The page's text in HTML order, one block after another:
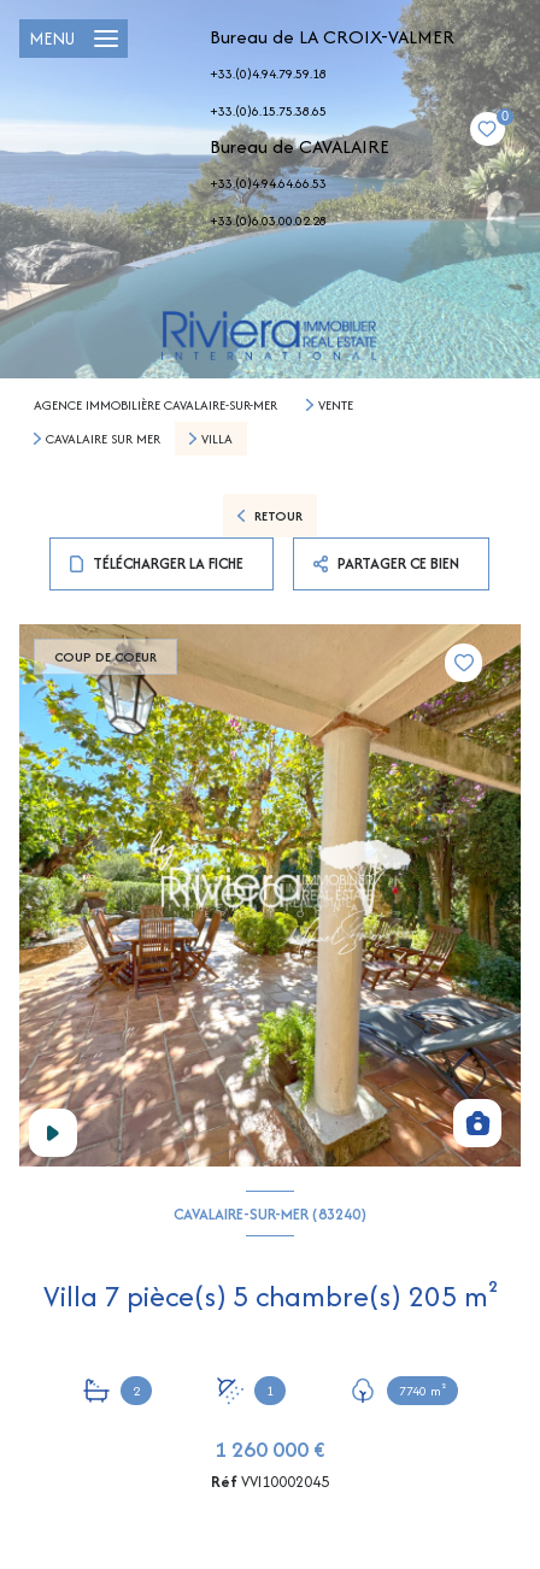
Bureau de LA CROIX-VALMER
+33.(0)4.94.79.59.18
+33.(0)6.15.75.38.65
Bureau de CAVALAIRE
+33.(0)4.94.64.66.53
+33.(0)6.03.00.02.28
0
MENU
AGENCE IMMOBILIÈRE CAVALAIRE-SUR-MER
VENTE
CAVALAIRE SUR MER
VILLA
RETOUR
TÉLÉCHARGER LA FICHE PARTAGER CE BIEN
COUP DE COEUR
CAVALAIRE-SUR-MER (83240)
Villa 7 pièce(s) 5 chambre(s) 205 m²
2 1 7740 m²
1 260 000 €
RéfVVI10002045